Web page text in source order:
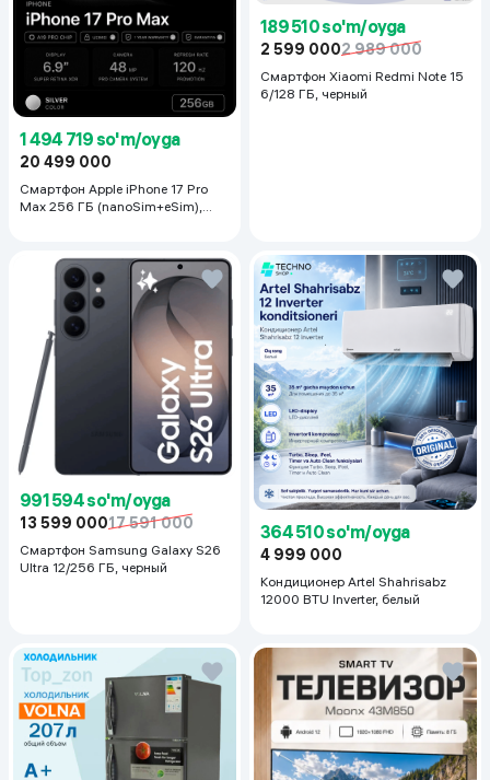
Количество основных
(тыловых) камер
Количество ядер процессора
Rang
Silver
1 494 719 so'm/oyga
20 499 000
Смартфон Apple iPhone 17 Pro
Max 256 ГБ (nanoSim+eSim),
189 510 so'm/oyga
2 599 0002 989 000
Смартфон Xiaomi Redmi Note 15
6/128 ГБ, черный
991 594 so'm/oyga
13 599 00017 591 000
Смартфон Samsung Galaxy S26
Ultra 12/256 ГБ, черный
364 510 so'm/oyga
4 999 000
Кондиционер Artel Shahrisabz
12000 BTU Inverter, белый